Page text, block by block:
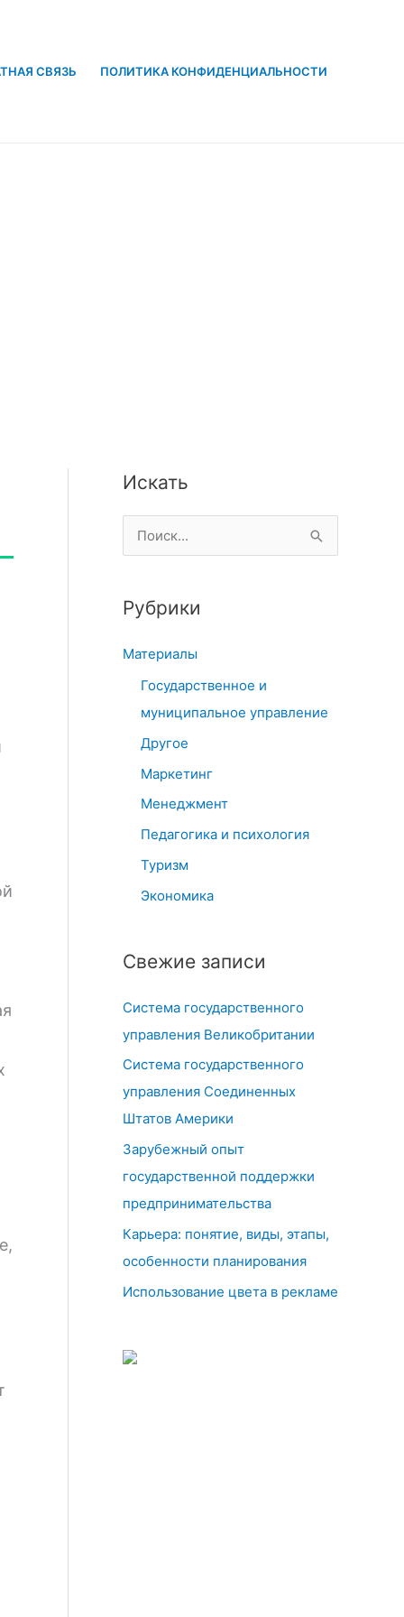
СВЯЗЬ ПОЛИТИКА КОНФИДЕНЦИАЛЬНОСТИ
Искать
о
с
:
Рубрики
Материалы
Государственное и
муниципальное управление
Другое
Маркетинг
Менеджмент
Педагогика и психология
Туризм
Экономика
Свежие записи
Система государственного
управления Великобритании
Система государственного
управления Соединенных
Штатов Америки
Зарубежный опыт
государственной поддержки
предпринимательства
Карьера: понятие, виды, этапы,
особенности планирования
Использование цвета в рекламе